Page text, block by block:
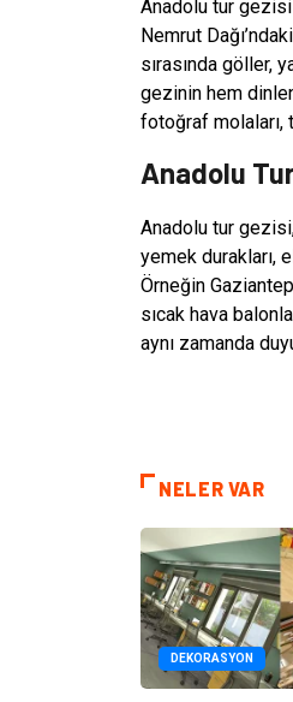
Anadolu tur
Nemrut
sırasında göller,
gezinin hem
fotoğraf molaları,
Anadolu
Anadolu tur
yemek durakları,
Örneğin
sıcak hava
aynı zamanda
NELER VAR
DEKORASYON